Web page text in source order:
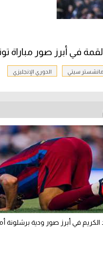
في أبرز صور مباراة
مانشستر سيتي الدوري الإنجليزي
في أبرز صور ودية برشلونة